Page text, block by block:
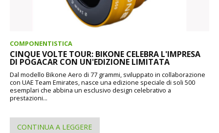
COMPONENTISTICA
CINQUE VOLTE TOUR: BIKONE CELEBRA L'IMPRESA
DI POGACAR CON UN'EDIZIONE LIMITATA
Dal modello Bikone Aero di 77 grammi, sviluppato in collaborazione
con UAE Team Emirates, nasce una edizione speciale di soli 500
esemplari che abbina un esclusivo design celebrativo a
prestazioni...
CONTINUA A LEGGERE